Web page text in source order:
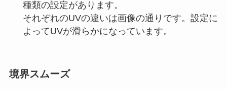
種類の設定があります。
それぞれのUVの違いは画像の通りです。設定に
よってUVが滑らかになっています。
境界スムーズ